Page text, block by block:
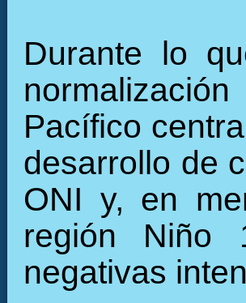
Durante lo
Pacífico
desarrollo de
ONI y, en
región Niño
negativas